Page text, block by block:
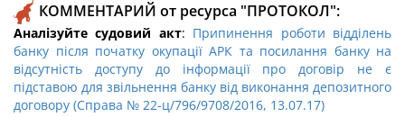
КОММЕНТАРИЙ от ресурса "ПРОТОКОЛ":
Аналізуйте судовий акт: Припинення роботи відділень
банку після початку окупації АРК та посилання банку на
відсутність доступу до інформації про договір не є
підставою для звільнення банку від виконання депозитного
договору (Справа № 22-ц/796/9708/2016, 13.07.17)